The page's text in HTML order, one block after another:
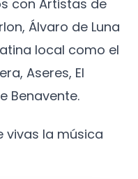
con Artistas de
Álvaro de Luna
local como el
Aseres, El
Benavente.
vivas la música